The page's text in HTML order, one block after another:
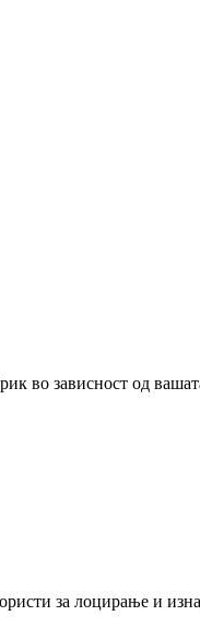
во зависност од
за лоцирање и